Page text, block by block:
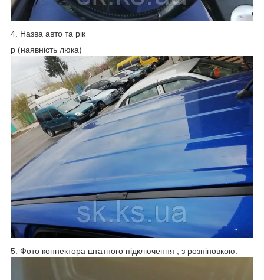
4. Назва авто та рік
p (наявність люка)
5. Фото коннектора штатного підключення , з розпіновкою.